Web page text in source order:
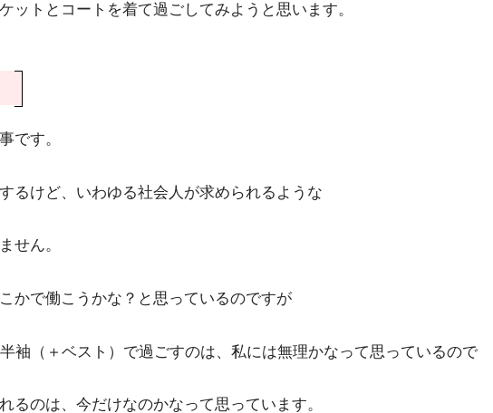
ットとコートを着て過ごしてみようと思います。
です。
るけど、いわゆる社会人が求められるような
せん。
かで働こうかな？と思っているのですが
袖（＋ベスト）で過ごすのは、私には無理かなって思っているので
るのは、今だけなのかなって思っています。